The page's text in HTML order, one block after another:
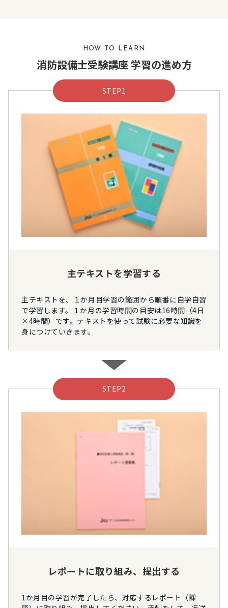
HOW TO LEARN
消防設備士受験講座 学習の進め方
STEP1
主テキストを学習する
主テキストを、１か月目学習の範囲から順番に自学自習
で学習します。１か月の学習時間の目安は16時間（4日
×4時間）です。テキストを使って試験に必要な知識を
身につけていきます。
STEP2
レポートに取り組み、提出する
1か月目の学習が完了したら、対応するレポート（課